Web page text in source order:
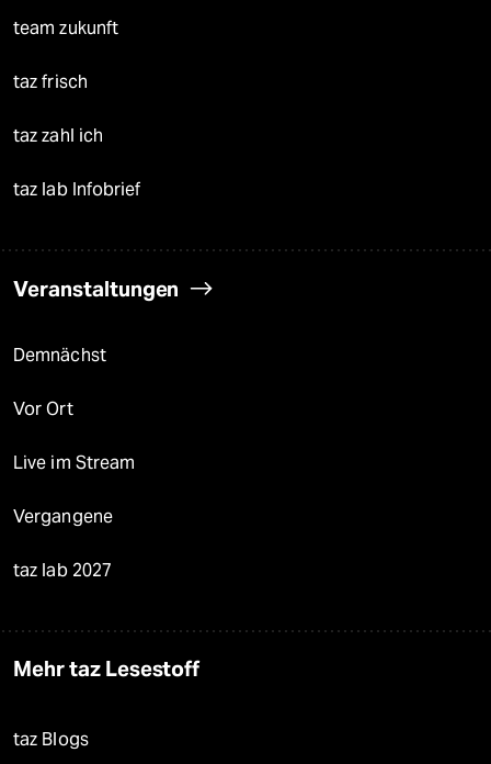
team zukunft
taz frisch
taz zahl ich
taz lab Infobrief
Veranstaltungen
Demnächst
Vor Ort
Live im Stream
Vergangene
taz lab 2027
Mehr taz Lesestoff
taz Blogs